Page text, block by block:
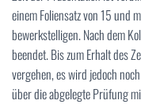
einem Foliensatz von 15 und
bewerkstelligen. Nach dem
beendet. Bis zum Erhalt des
vergehen, es wird jedoch
über die abgelegte Prüfung